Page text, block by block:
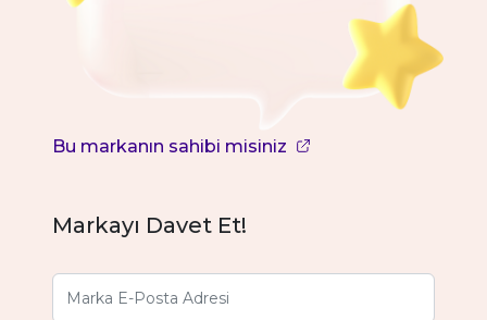
Bu markanın sahibi misiniz
Markayı Davet Et!